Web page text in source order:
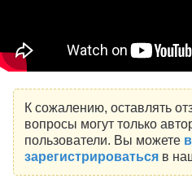
К сожалению, оставлять
вопросы могут только
пользователи. Вы можете
зарегистрироватьсяв